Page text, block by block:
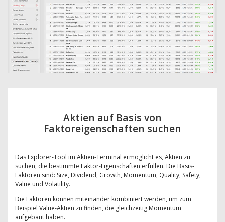
Aktien auf Basis von
Faktoreigenschaften suchen
Das Explorer-Tool im Aktien-Terminal ermöglicht es, Aktien zu
suchen, die bestimmte Faktor-Eigenschaften erfüllen. Die Basis-
Faktoren sind: Size, Dividend, Growth, Momentum, Quality, Safety,
Value und Volatility.
Die Faktoren können miteinander kombiniert werden, um zum
Beispiel Value-Aktien zu finden, die gleichzeitig Momentum
aufgebaut haben.